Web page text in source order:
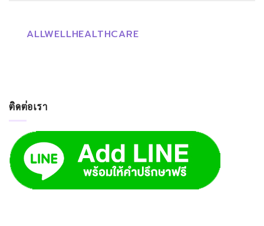
ALLWELLHEALTHCARE
ติดต่อเรา